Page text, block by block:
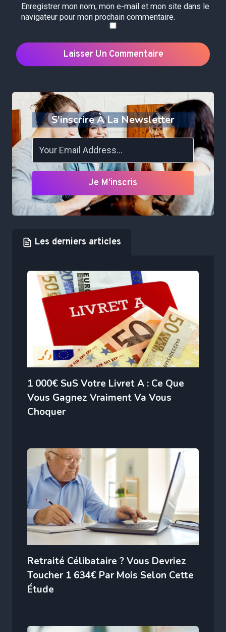
Enregistrer mon nom, mon e-mail et mon site dans le
navigateur pour mon prochain commentaire.
S'inscrire À La Newsletter
Je M'inscris
Les derniers articles
1 000€ SuS Votre Livret A : Ce Que
Vous Gagnez Vraiment Va Vous
Choquer
Retraité Célibataire ? Vous Devriez
Toucher 1 634€ Par Mois Selon Cette
Étude